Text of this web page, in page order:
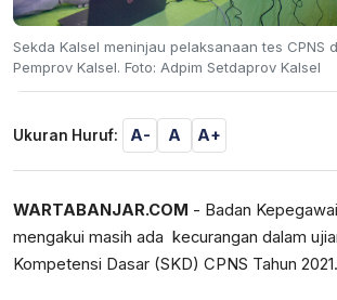
Sekda Kalsel meninjau pelaksanaan tes CPNS
Pemprov Kalsel. Foto: Adpim Setdaprov Kalsel
Ukuran Huruf: A- A A+
WARTABANJAR.COM - Badan
mengakui masih ada kecurangan dalam
Kompetensi Dasar (SKD) CPNS Tahun 2021.